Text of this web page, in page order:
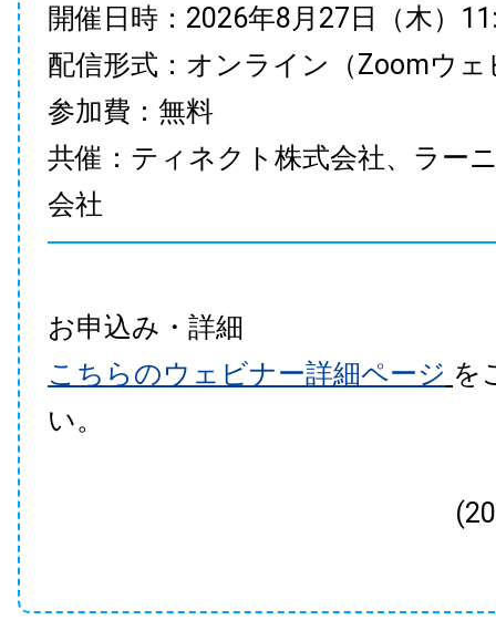
開催日時：2026年8月27日（木）
配信形式：オンライン（Zoomウェ
参加費：無料
共催：ティネクト株式会社、ラー
会社
お申込み・詳細
こちらのウェビナー詳細ページ を
い。